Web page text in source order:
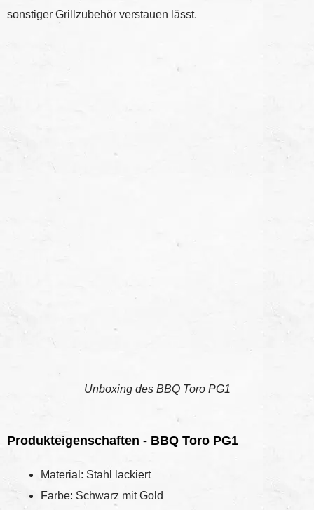
sonstiger Grillzubehör verstauen lässt.
Unboxing des BBQ Toro PG1
Produkteigenschaften - BBQ Toro PG1
Material: Stahl lackiert
Farbe: Schwarz mit Gold